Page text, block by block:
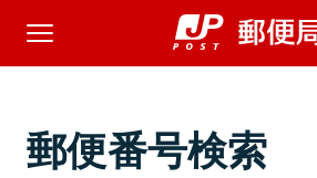
郵便番号検索